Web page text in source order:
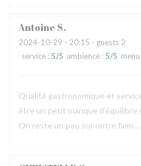
Antoine S
2024-10-29 - 20:15 - guests 2
service : 5/5 ambience : 5/5 menu
Qualité gastronomique et
être un petit manque
On reste un peu sur notre faim...